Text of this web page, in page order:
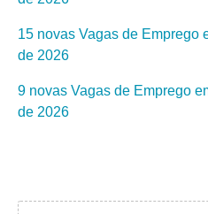
15 novas Vagas de Emprego
de 2026
9 novas Vagas de Emprego
de 2026